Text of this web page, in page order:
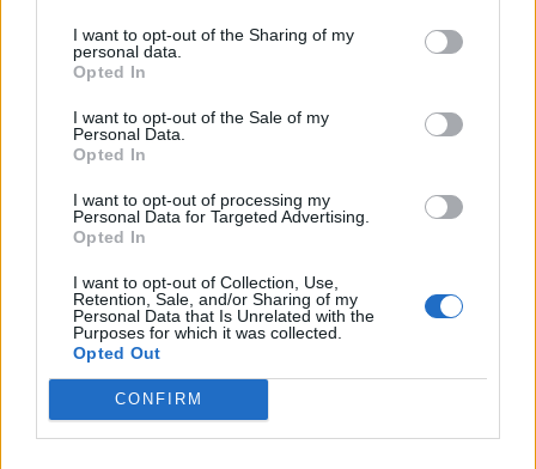
I want to opt-out of the Sharing of my
personal data.
Opted In
I want to opt-out of the Sale of my
Personal Data.
Opted In
I want to opt-out of processing my
Personal Data for Targeted Advertising.
Opted In
I want to opt-out of Collection, Use,
Retention, Sale, and/or Sharing of my
Personal Data that Is Unrelated with the
Purposes for which it was collected.
Opted Out
CONFIRM
Davide Sechi 31/07/2026
Dal lusso circolare all’intelligenza artificiale: come
impresa e musica